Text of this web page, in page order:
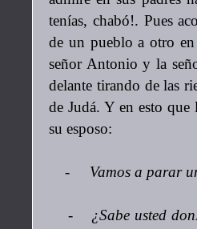
tenías, chabó!. Pues
de un pueblo a otro
señor Antonio y la
delante tirando de las
de Judá. Y en esto que
su esposo:
- Vamos a parar un
- ¿Sabe usted